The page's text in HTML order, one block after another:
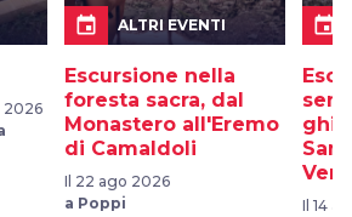
2026
event ALTRI EVENTI
Escursione nella
foresta sacra, dal
Monastero all'Eremo
di Camaldoli
Il 22 ago 2026
a Poppi
event
Il 14